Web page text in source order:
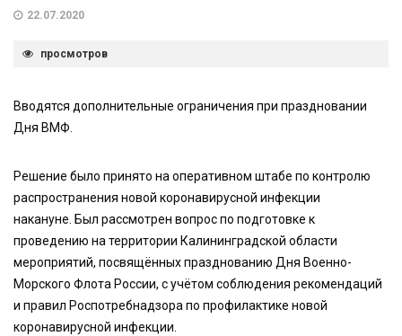
22.07.2020
просмотров
Вводятся дополнительные ограничения при праздновании
Дня ВМФ.
Решение было принято на оперативном штабе по контролю
распространения новой коронавирусной инфекции
накануне. Был рассмотрен вопрос по подготовке к
проведению на территории Калининградской области
мероприятий, посвящённых празднованию Дня Военно-
Морского Флота России, с учётом соблюдения рекомендаций
и правил Роспотребнадзора по профилактике новой
коронавирусной инфекции.